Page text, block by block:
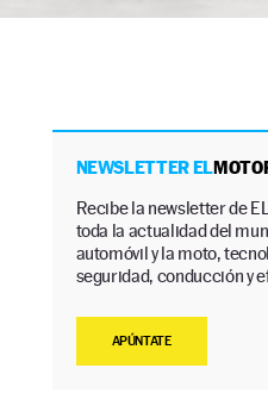
NEWSLETTER EL
Recibe la newsletter de
toda la actualidad del
automóvil y la moto,
seguridad, conducción y
APÚNTATE